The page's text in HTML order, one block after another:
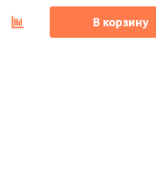
В корзину